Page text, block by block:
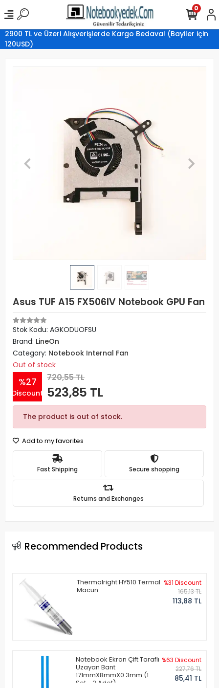
2900 TL ve Üzeri Alışverişlerde Kargo Bedava! (Bayiler için
120USD)
0
Asus TUF A15 FX506IV Notebook GPU Fan
Stok Kodu: AGKODUOFSU
Brand: LineOn
Category: Notebook Internal Fan
Out of stock
%27
Discount
720,55 TL
523,85 TL
The product is out of stock.
Add to my favorites
Fast Shipping Secure shopping
Returns and Exchanges
Recommended Products
Thermalright HY510 Termal
Macun
%31 Discount
165,13 TL
113,88 TL
Notebook Ekran Çift Taraflı
Uzayan Bant
171mmX8mmX0.3mm (1
Set - 2 Adet)
%63 Discount
227,76 TL
85,41 TL